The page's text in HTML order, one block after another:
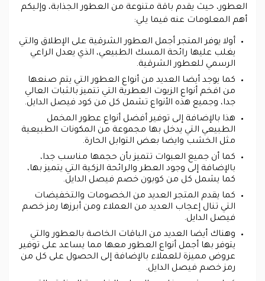
العطور، حيث يقدم باقة متنوعة من العطور الجذابة، وإليكم
أهم المعلومات عنه فيما يلي:
أولا يوفر المتجر أجمل العطور الشرقية على الإطلاق والتي
يغلب عليها رائحة المسك الطبيعي، الذي يعدل الراعي
الرسمي للعطور الشرقية.
كما يوجد أيضا العديد من أنواع العطور التي يتم صنعها
من افخم أنواع الزيوت العطرية التي تتميز بالثبات العالي
جدا، وجميع هذه الأنواع تشمل كل من كود فيصل الدايل.
هذا بالإضافة إلى توفير أفضل أنواع عطور المخمل
الطبيعي التي يدخل بها مجموعة من المكونات الطبيعية
مثل الخشب وايضا بعض التوابل الحارة.
كما أن جميع العبوات تتميز بأن حجمها مناسب جدا،
بالإضافة إلى وجود العطر والرائحة الزكية التي يتميز بها،
كما يشمل كل من كوبون خصم فيصل الدايل.
كما يقدم المتجر العديد من الخصومات والتخفيضات
التي تنال إعجاب العديد من العملاء ومن أبرزها رمز خصم
فيصل الدايل.
وهناك أيضا العديد من الباقات الخاصة بالعطور والتي
يتوفر بها أجمل أنواع العطور معها مما يساعد على توفير
عروض مميزة للعملاء بالإضافة إلى الحصول على كل من
رمز خصم فيصل الدايل.